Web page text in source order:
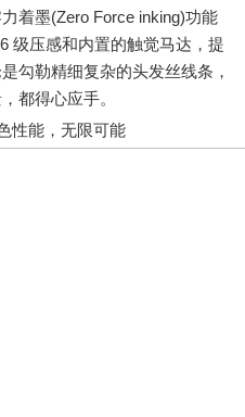
着墨(Zero Force inking)功能
级压感和内置的触觉马达，提
勾勒精细复杂的头发丝线条，
都得心应手。
能，无限可能